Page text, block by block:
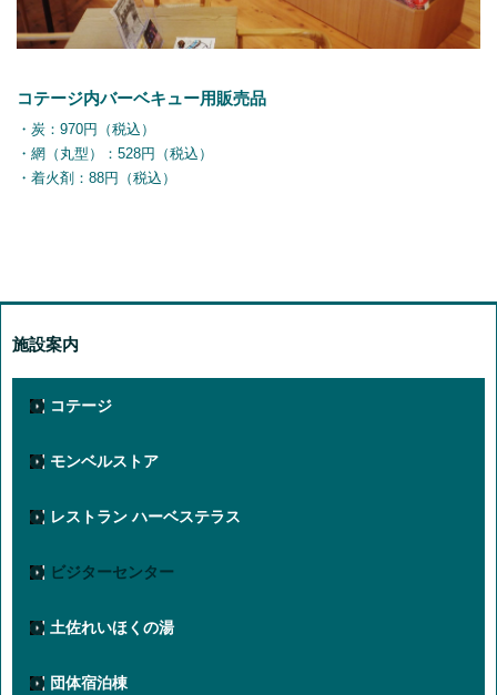
コテージ内バーベキュー用販売品
・炭：970円（税込）
・網（丸型）：528円（税込）
・着火剤：88円（税込）
施設案内
コテージ
モンベルストア
レストラン ハーベステラス
ビジターセンター
土佐れいほくの湯
団体宿泊棟